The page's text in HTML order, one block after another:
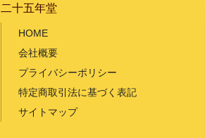
二十五年堂
HOME
会社概要
プライバシーポリシー
特定商取引法に基づく表記
サイトマップ